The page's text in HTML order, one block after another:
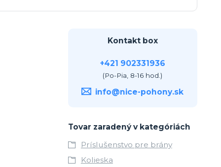
Kontakt box
+421 902331936
(Po-Pia, 8-16 hod.)
info@nice-pohony.sk
Tovar zaradený v kategóriách
Príslušenstvo pre brány
Kolieska